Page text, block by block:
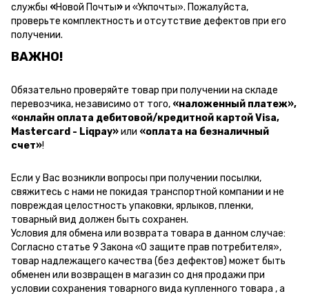
службы «Новой Почты»и «Укпочты». Пожалуйста,
проверьте комплектность и отсутствие дефектов при его
получении.
ВАЖНО!
Обязательно проверяйте товар при получении на складе
перевозчика, независимо от того, «наложенный платеж»,
«онлайн оплата дебитовой/кредитной картой Visa,
Mastercard - Liqpay»или «оплата на безналичный
счет»!
Если у Вас возникли вопросы при получении посылки,
свяжитесь с нами не покидая транспортной компании и не
повреждая целостность упаковки, ярлыков, пленки,
товарный вид должен быть сохранен.
Условия для обмена или возврата товара в данном случае:
Согласно статье 9 Закона «О защите прав потребителя»,
товар надлежащего качества (без дефектов) может быть
обменен или возвращен в магазин со дня продажи при
условии сохранения товарного вида купленного товара , а